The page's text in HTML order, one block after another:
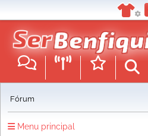
Fórum
Menu principal